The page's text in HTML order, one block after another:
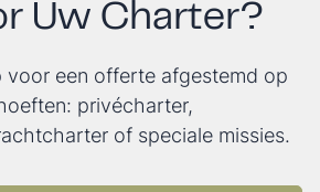
Uw Charter?
voor een offerte afgestemd op
privécharter,
of speciale missies.